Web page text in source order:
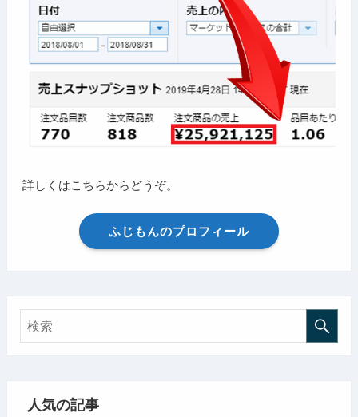
詳しくはこちらからどうぞ。
ふじもんのプロフィール
人気の記事